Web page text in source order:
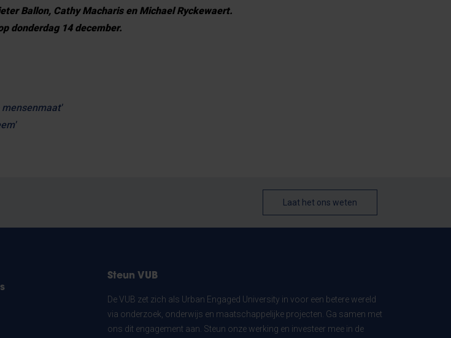
Ballon, Cathy Macharis en Michael Ryckewaert.
op donderdag 14 december.
Laat het ons weten
Steun VUB
De VUB zet zich als Urban Engaged University in voor een betere wereld
via onderzoek, onderwijs en maatschappelijke projecten. Ga samen met
ons dit engagement aan. Steun onze werking en investeer mee in de